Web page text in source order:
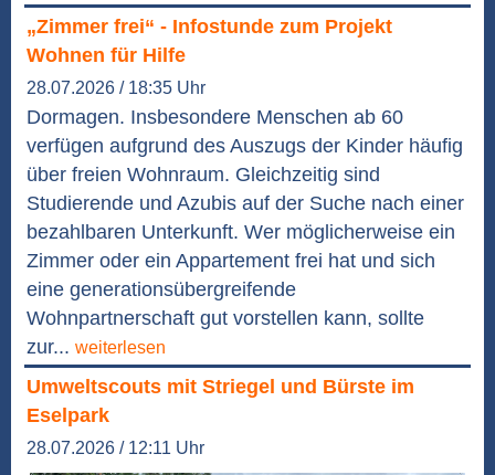
„Zimmer frei“ - Infostunde zum Projekt
Wohnen für Hilfe
28.07.2026 / 18:35 Uhr
Dormagen. Insbesondere Menschen ab 60
verfügen aufgrund des Auszugs der Kinder häufig
über freien Wohnraum. Gleichzeitig sind
Studierende und Azubis auf der Suche nach einer
bezahlbaren Unterkunft. Wer möglicherweise ein
Zimmer oder ein Appartement frei hat und sich
eine generationsübergreifende
Wohnpartnerschaft gut vorstellen kann, sollte
zur... weiterlesen
Umweltscouts mit Striegel und Bürste im
Eselpark
28.07.2026 / 12:11 Uhr